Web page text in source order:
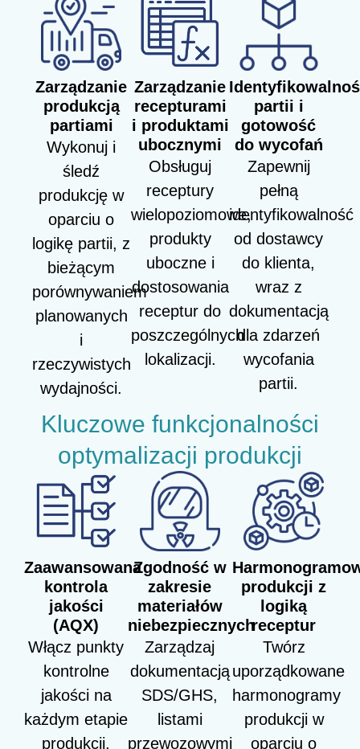
Zarządzanie
produkcją
partiami
Wykonuj i
śledź
produkcję w
oparciu o
logikę partii, z
bieżącym
porównywaniem
planowanych
i
rzeczywistych
wydajności.
Zarządzanie
recepturami
i produktami
ubocznymi
Obsługuj
receptury
wielopoziomowe,
produkty
uboczne i
dostosowania
receptur do
poszczególnych
lokalizacji.
partii i
gotowość
do wycofań
Zapewnij
pełną
identyfikowalność
od dostawcy
do klienta,
wraz z
dokumentacją
dla zdarzeń
wycofania
partii.
Kluczowe funkcjonalności
optymalizacji produkcji
Zaawansowana
kontrola
jakości
(AQX)
Włącz punkty
kontrolne
jakości na
każdym etapie
produkcji.
Zgodność w
zakresie
materiałów
niebezpiecznych
Zarządzaj
dokumentacją
SDS/GHS,
listami
przewozowymi
produkcji z
logiką
receptur
Twórz
uporządkowane
harmonogramy
produkcji w
oparciu o